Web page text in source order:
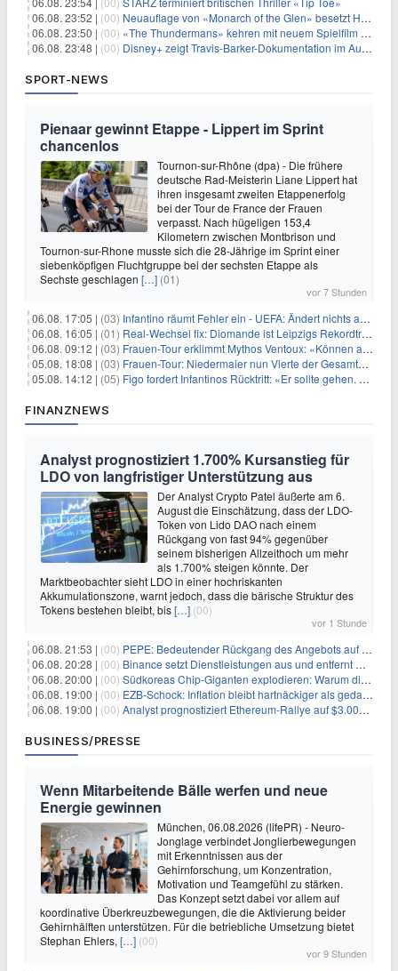
06.08. 23:52 | (00) Neuauflage von «Monarch of the Glen» besetzt Hauptrollen
06.08. 23:50 | (00) «The Thundermans» kehren mit neuem Spielfilm zurück
06.08. 23:48 | (00) Disney+ zeigt Travis-Barker-Dokumentation im August
SPORT-NEWS
Pienaar gewinnt Etappe - Lippert im Sprint
chancenlos
Tournon-sur-Rhône (dpa) - Die frühere
deutsche Rad-Meisterin Liane Lippert hat
ihren insgesamt zweiten Etappenerfolg
bei der Tour de France der Frauen
verpasst. Nach hügeligen 153,4
Kilometern zwischen Montbrison und
Tournon-sur-Rhone musste sich die 28-Jährige im Sprint einer
siebenköpfigen Fluchtgruppe bei der sechsten Etappe als
Sechste geschlagen […] (01)
vor 7 Stunden
06.08. 17:05 | (03) Infantino räumt Fehler ein - UEFA: Ändert nichts an Boykott
06.08. 16:05 | (01) Real-Wechsel fix: Diomande ist Leipzigs Rekordtransfer
06.08. 09:12 | (03) Frauen-Tour erklimmt Mythos Ventoux: «Können alles schaffen»
05.08. 18:08 | (03) Frauen-Tour: Niedermaier nun Vierte der Gesamtwertung
05.08. 14:12 | (05) Figo fordert Infantinos Rücktritt: «Er sollte gehen. Jetzt»
FINANZNEWS
Analyst prognostiziert 1.700% Kursanstieg für
LDO von langfristiger Unterstützung aus
Der Analyst Crypto Patel äußerte am 6.
August die Einschätzung, dass der LDO-
Token von Lido DAO nach einem
Rückgang von fast 94% gegenüber
seinem bisherigen Allzeithoch um mehr
als 1.700% steigen könnte. Der
Marktbeobachter sieht LDO in einer hochriskanten
Akkumulationszone, warnt jedoch, dass die bärische Struktur des
Tokens bestehen bleibt, bis[…] (00)
vor 1 Stunde
06.08. 21:53 | (00) PEPE: Bedeutender Rückgang des Angebots auf Börsen – Was kommt als Nächstes?
06.08. 20:28 | (00) Binance setzt Dienstleistungen aus und entfernt mehrere Krypto-Paare: Wer ist betroffen?
06.08. 20:00 | (00) Südkoreas Chip-Giganten explodieren: Warum dieser Rekord-Tag die KI-Branche erschüttert
06.08. 19:00 | (00) EZB-Schock: Inflation bleibt hartnäckiger als gedacht – 2027 wird zum kritischen Test
06.08. 19:00 | (00) Analyst prognostiziert Ethereum-Rallye auf $3.000 nach entscheidendem On-Chain-Ausbruch
BUSINESS/PRESSE
Wenn Mitarbeitende Bälle werfen und neue
Energie gewinnen
München, 06.08.2026 (lifePR) - Neuro-
Jonglage verbindet Jonglierbewegungen
mit Erkenntnissen aus der
Gehirnforschung, um Konzentration,
Motivation und Teamgefühl zu stärken.
Das Konzept setzt dabei vor allem auf
koordinative Überkreuzbewegungen, die die Aktivierung beider
Gehirnhälften unterstützen. Für die betriebliche Umsetzung bietet
Stephan Ehlers, […] (00)
vor 9 Stunden